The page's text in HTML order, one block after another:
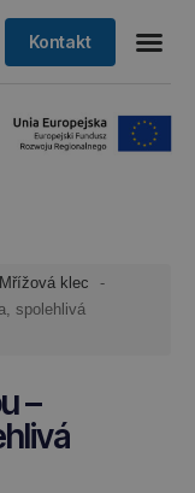
Kontakt
Mřížová klec
spolehlivá
–